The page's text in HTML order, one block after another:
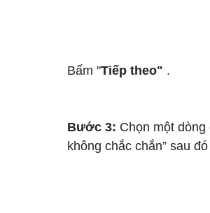
Bấm "Tiếp theo" .
Bước 3: Chọn một
không chắc chắn” sau